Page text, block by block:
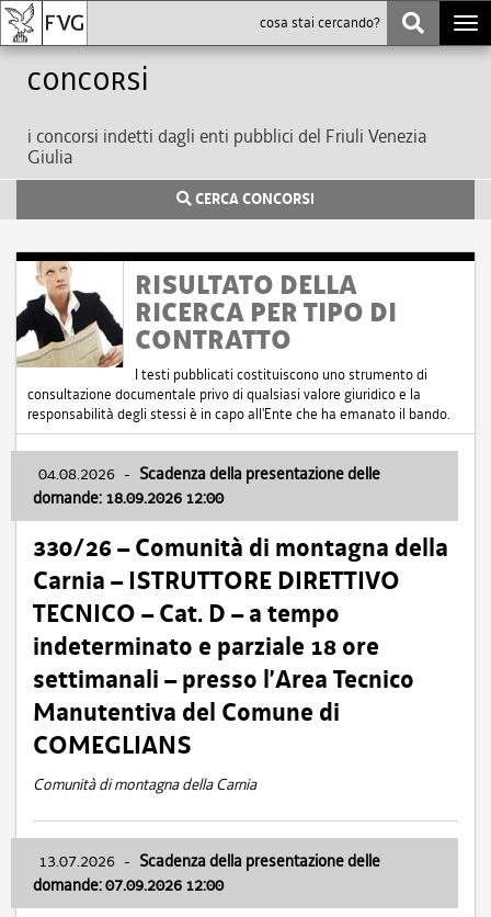
Concorsi
i concorsi indetti dagli enti pubblici del Friuli Venezia
Giulia
CERCA CONCORSI
RISULTATO DELLA
RICERCA PER TIPO DI
CONTRATTO
I testi pubblicati costituiscono uno strumento di
consultazione documentale privo di qualsiasi valore giuridico e la
responsabilità degli stessi è in capo all'Ente che ha emanato il bando.
04.08.2026 - Scadenza della presentazione delle
domande: 18.09.2026 12:00
330/26 – Comunità di montagna della
Carnia – ISTRUTTORE DIRETTIVO
TECNICO – Cat. D – a tempo
indeterminato e parziale 18 ore
settimanali – presso l’Area Tecnico
Manutentiva del Comune di
COMEGLIANS
Comunità di montagna della Carnia
13.07.2026 - Scadenza della presentazione delle
domande: 07.09.2026 12:00